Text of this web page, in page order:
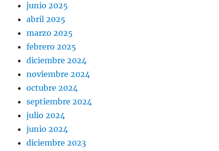
junio 2025
abril 2025
marzo 2025
febrero 2025
diciembre 2024
noviembre 2024
octubre 2024
septiembre 2024
julio 2024
junio 2024
diciembre 2023